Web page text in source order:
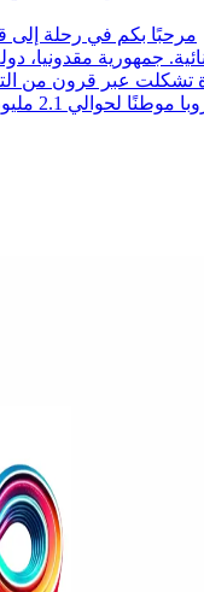
مرحبًا بكم في رحلة إلى
تشكلت عبر قرون من